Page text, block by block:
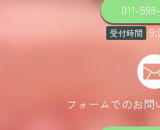
011-
受付時間
フォームでのお問